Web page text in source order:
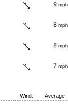
9 mph
8 mph
8 mph
7 mph
Wind: Average